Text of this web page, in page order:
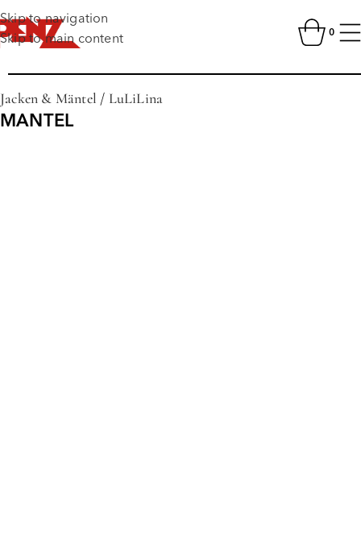
Skip to navigation
Skip to main content
0
Jacken & Mäntel / LuLiLina
MANTEL